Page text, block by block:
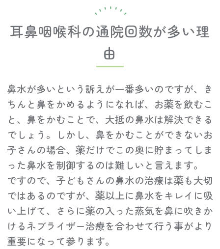
耳鼻咽喉科の通院回数が多い理
由
鼻水が多いという訴えが一番多いのですが、き
ちんと鼻をかめるようになれば、お薬を飲むこ
と、鼻をかむことで、大抵の鼻水は解決できる
でしょう。しかし、鼻をかむことができないお
子さんの場合、薬だけでこの奥に貯まってしま
った鼻水を制御するのは難しいと言えます。
ですので、子どもさんの鼻水の治療は薬も大切
ではあるのですが、薬以上に鼻水をキレイに吸
い上げて、さらに薬の入った蒸気を鼻に吹きか
けるネブライザー治療を合わせて行う事がより
重要になって参ります。